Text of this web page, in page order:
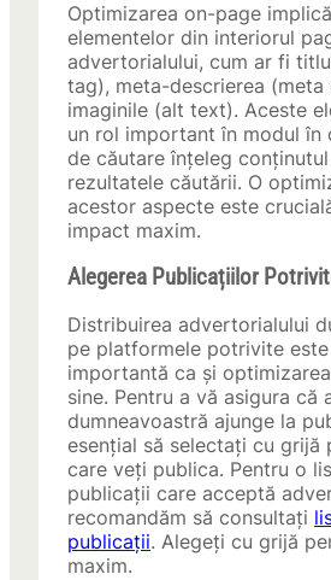
Optimizarea on-page
elementelor din interiorul
advertorialului, cum ar fi
tag), meta-descrierea
imaginile (alt text). Aceste
un rol important în modul în
de căutare înțeleg
rezultatele căutării. O
acestor aspecte este
impact maxim.
Alegerea Publicațiilor
Distribuirea advertorialului
pe platformele potrivite
importantă ca și
sine. Pentru a vă asigura că
dumneavoastră ajunge la
esențial să selectați cu grijă
care veți publica. Pentru o
publicații care acceptă
recomandăm să consultați
publicații. Alegeți cu grijă
maxim.